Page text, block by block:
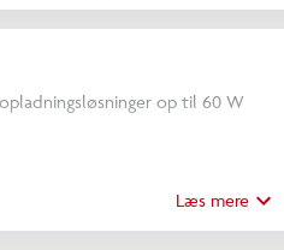
op til 60 W
med dobbelt eller tredobbelt port.
Læs mere